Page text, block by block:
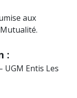
aux
:
Entis Les